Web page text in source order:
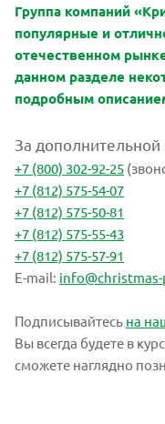
Группа компаний
популярные и
отечественном
данном разделе
подробным
За
+7 (800) 302-92-25
+7 (812) 575-54-07
+7 (812) 575-50-81
+7 (812) 575-55-43
+7 (812) 575-57-91
E-mail:
Подписывайтесь на
Вы всегда будете в
сможете наглядно